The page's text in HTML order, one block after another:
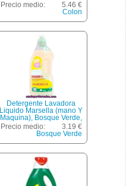
Precio medio:
5.46 €
Colon
Detergente Lavadora
Liquido Marsella (mano Y
Maquina), Bosque Verde,
Botella 3 L - 40 Lavados
Precio medio:
3.19 €
Bosque Verde